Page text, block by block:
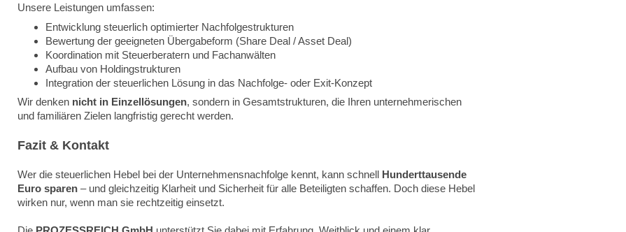
Unsere Leistungen umfassen:
Entwicklung steuerlich optimierter Nachfolgestrukturen
Bewertung der geeigneten Übergabeform (Share Deal / Asset Deal)
Koordination mit Steuerberatern und Fachanwälten
Aufbau von Holdingstrukturen
Integration der steuerlichen Lösung in das Nachfolge- oder Exit-Konzept
Wir denken nicht in Einzellösungen, sondern in Gesamtstrukturen, die Ihren unternehmerischen
und familiären Zielen langfristig gerecht werden.
Fazit & Kontakt
Wer die steuerlichen Hebel bei der Unternehmensnachfolge kennt, kann schnell Hunderttausende
Euro sparen – und gleichzeitig Klarheit und Sicherheit für alle Beteiligten schaffen. Doch diese Hebel
wirken nur, wenn man sie rechtzeitig einsetzt.